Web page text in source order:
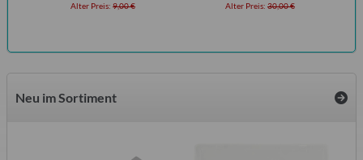
Alter Preis: 9,00 € Alter Preis: 30,00 €
Neu im Sortiment